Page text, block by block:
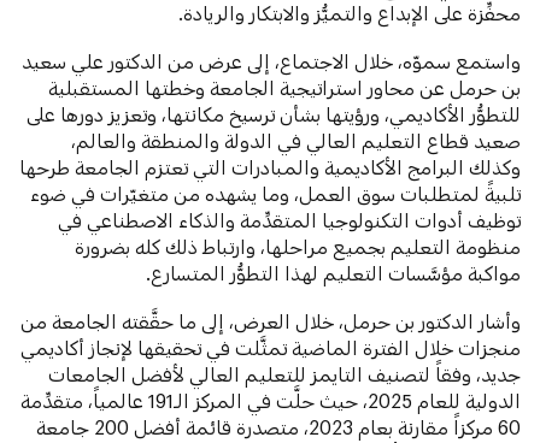
محفِّزة على الإبداع والتميُّز والابتكار والريادة.
واستمع سموّه، خلال الاجتماع، إلى عرض من الدكتور علي سعيد
بن حرمل عن محاور استراتيجية الجامعة وخطتها المستقبلية
للتطوُّر الأكاديمي، ورؤيتها بشأن ترسيخ مكانتها، وتعزيز دورها على
صعيد قطاع التعليم العالي في الدولة والمنطقة والعالم،
وكذلك البرامج الأكاديمية والمبادرات التي تعتزم الجامعة طرحها
تلبيةً لمتطلبات سوق العمل، وما يشهده من متغيّرات في ضوء
توظيف أدوات التكنولوجيا المتقدِّمة والذكاء الاصطناعي في
منظومة التعليم بجميع مراحلها، وارتباط ذلك كله بضرورة
مواكبة مؤسَّسات التعليم لهذا التطوُّر المتسارع.
وأشار الدكتور بن حرمل، خلال العرض، إلى ما حقَّقته الجامعة من
منجزات خلال الفترة الماضية تمثَّلت في تحقيقها لإنجاز أكاديمي
جديد، وفقاً لتصنيف التايمز للتعليم العالي لأفضل الجامعات
الدولية للعام 2025، حيث حلَّت في المركز الـ191 عالمياً، متقدِّمة
60 مركزاً مقارنة بعام 2023، متصدرة قائمة أفضل 200 جامعة